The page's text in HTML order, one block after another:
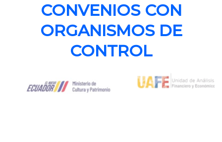
CONVENIOS CON
ORGANISMOS DE
CONTROL